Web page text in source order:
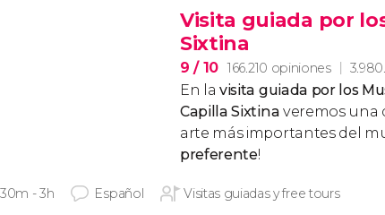
Visita guiada por
Sixtina
9/ 10 166.210 opiniones
En lavisita guiada por los
Capilla Sixtina veremos una
arte más importantes del
preferente!
- 3h Español Visitas guiadas y free tours